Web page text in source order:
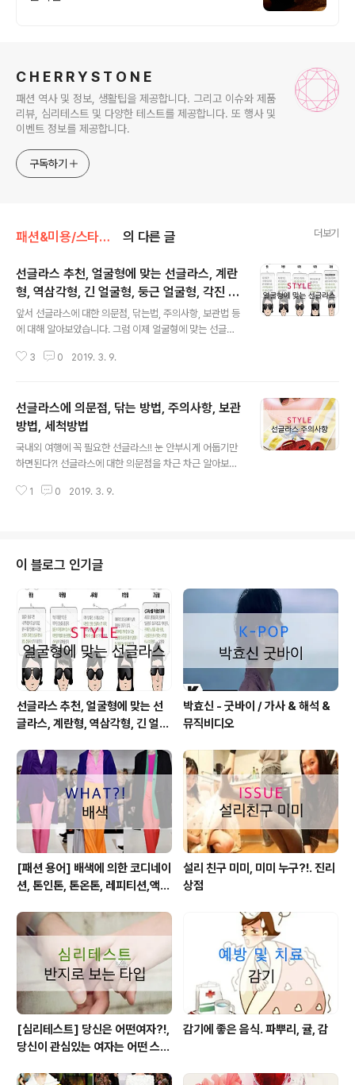
C H E R R Y S T O N E
패션 역사 및 정보, 생활팁을 제공합니다. 그리고 이슈와 제품
리뷰, 심리테스트 및 다양한 테스트를 제공합니다. 또 행사 및
이벤트 정보를 제공합니다.
구독하기
패션&미용/스타일&정보 의 다른 글 더보기
선글라스 추천, 얼굴형에 맞는 선글라스, 계란
형, 역삼각형, 긴 얼굴형, 둥근 얼굴형, 각진 얼
굴형
앞서 선글라스에 대한 의문점, 닦는법, 주의사항, 보관법 등
에 대해 알아보았습니다. 그럼 이제 얼굴형에 맞는 선글라
글라스를 구매하세요~ 출처: 네이버 얼굴형에 따른 선글라
천합니다. 또한 패턴이 화려한 디자인을 선택한다면 시선
을 분산시켜 상대적으로 긴 얼굴형을 보완해줄 수 있습니
다. 2. 둥근 얼굴형 둥근 얼굴형은 오버사이즈의 스퀘어 프
레임 또는 폭스형 프레임 선글라스를 추천합니다. 컬러감
는 둥근 턱선을 보다 갸름하게 보이게 합니다. 출처: 네이버
3 0 2019. 3. 9.
선글라스에 의문점, 닦는 방법, 주의사항, 보관
방법, 세척방법
국내외 여행에 꼭 필요한 선글라스!! 눈 안부시게 어둡기만
하면된다?! 선글라스에 대한 의문점을 차근 차근 알아보겠
마다 다양한 디자인의 선글라스를 출시합니다. 많은 분들
디자인, 컬러 만을 추구하는 것은 눈 건강을 해칠 위험이 있
습니다! 디자인이 화려하지만 자외선 차단을 제대로 해주
지 못하는 경우도 있기 때문입니다. 따라서 반드시 기능적
인 부분이 얼마나 효과가 있는지를 우선적으로 비교해보셔
야 합니다. 2. 가격에 비례하는 기능인가요? 선글라스의 경
우, 디자인, 브랜드에 대한 가치가 다르기..
1 0 2019. 3. 9.
이 블로그 인기글
선글라스 추천, 얼굴형에 맞는 선
글라스, 계란형, 역삼각형, 긴 얼굴
박효신 - 굿바이 / 가사 & 해석 &
뮤직비디오
[패션 용어] 배색에 의한 코디네이
션, 톤인톤, 톤온톤, 레피티션,액센
카마이유
설리 친구 미미, 미미 누구?!. 진리
상점
[심리테스트] 당신은 어떤여자?!,
당신이 관심있는 여자는 어떤 스타
감기에 좋은 음식. 파뿌리, 귤, 감